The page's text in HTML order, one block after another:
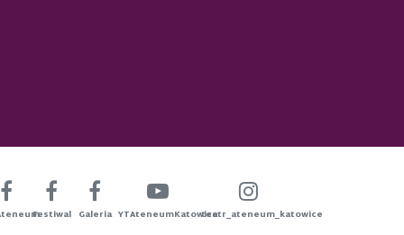
Festiwal Galeria YTAteneumKatowiceteatr_ateneum_katowice